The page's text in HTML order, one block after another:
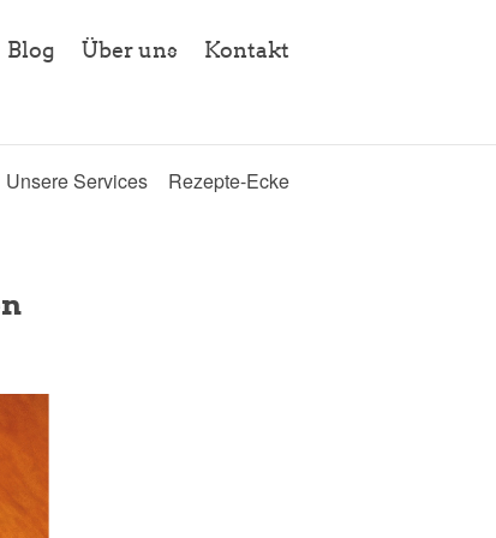
Blog Über uns Kontakt
Unsere Services Rezepte-Ecke